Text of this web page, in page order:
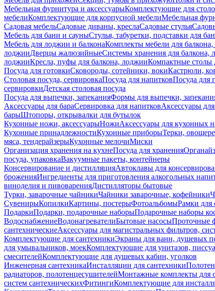
Мебельная фурнитура и аксессуарыКомплектующие для
мебелиКомплектующие для корпусной мебелиМебельная
Садовая мебельСадовые диваны, креслаСадовые стулья
Мебель для бани и сауныСтулья, табуретки, подставки для
Мебель для лоджии и балконаКомплекты мебели для
лоджииДверцы жалюзийныеСистемы хранения для балкона,
лоджииКресла, пуфы для балкона, лоджииКомпактные столы
Посуда для готовкиСковороды, сотейники, вокиКастрюли,
Столовая посуда, сервировкаПосуда для напитковПосуда для
сервировкиДетская столовая посуда
Посуда для выпечки, запеканияФормы для выпечки,
Аксессуары для бараСервировка для напитковАксессуары
барыШтопоры, открывалки для бутылок
Кухонные ножи, аксессуарыНожиАксессуары для кухонных
Кухонные принадлежностиКухонные приборыТерки,
мяса, тендерайзерыКухонные мелочиМиски
Организация хранения на кухнеПосуда для хранения
посуда, упаковкаВакуумные пакеты, контейнеры
Консервирование и дистилляцияАвтоклавы для
броженияИнгредиенты для приготовления алкогольных
виноделия и пивоваренияДистилляторы бытовые
Турки, заварочные чайникиЧайники заварочные, кофейники
СувенирыКопилкиКартины, постерыФотоальбомыРамки для
ПодаркиПодарки, подарочные наборыПодарочные наборы
ВодоснабжениеВодонагревателиБытовые насосыПроточные
сантехническиеАксессуары для магистральных фильтров,
Комплектующие для сантехникиЭкраны для ванн, душевых
для умывальников, моекКомплектующие для унитазов,
смесителейКомплектующие для душевых кабин, уголков
Инженерная сантехникаИнсталляции для сантехники
радиаторов, полотенцесушителейМонтажные комплекты для
систем сантехническихФитингиКомплектующие для